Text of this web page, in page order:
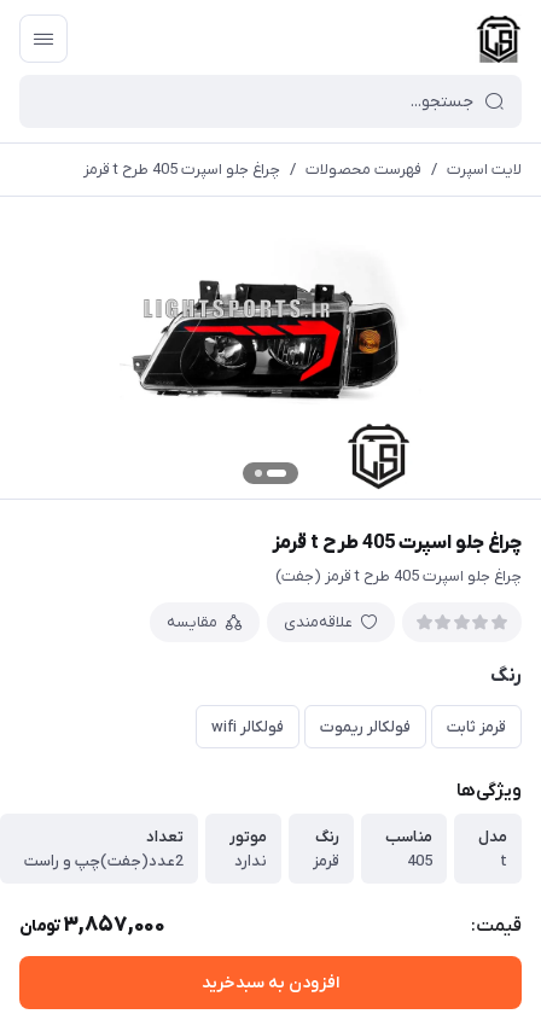
لایت اسپرت / فهرست محصولات / چراغ جلو اسپرت 405 طرح t قرمز
چراغ جلو اسپرت 405 طرح t قرمز
چراغ جلو اسپرت 405 طرح t قرمز (جفت)
علاقه‌مندی مقایسه
رنگ
قرمز ثابت فولکالر ریموت فولکالر wifi
ویژگی‌ها
مدل
t
مناسب
405
رنگ
قرمز
موتور
ندارد
تعداد
2عدد(جفت)چپ و راست
قیمت: 3,857,000تومان
افزودن به سبدخرید